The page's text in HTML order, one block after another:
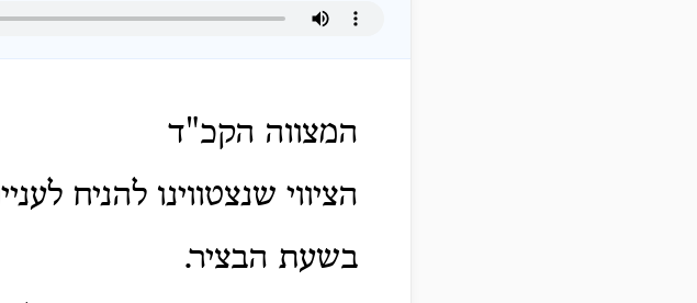
המצווה הקכ"ד
הציווי שנצטווינו להניח
בשעת הבציר.